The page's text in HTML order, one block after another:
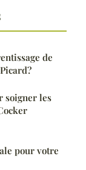
de
soigner les
pour votre